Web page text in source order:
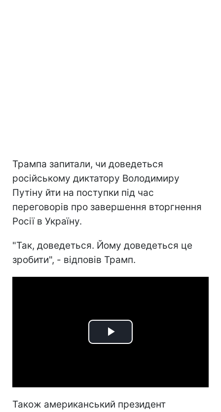
Трампа запитали, чи доведеться
російському диктатору Володимиру
Путіну йти на поступки під час
переговорів про завершення вторгнення
Росії в Україну.
"Так, доведеться. Йому доведеться це
зробити", - відповів Трамп.
Play
Також американський президент